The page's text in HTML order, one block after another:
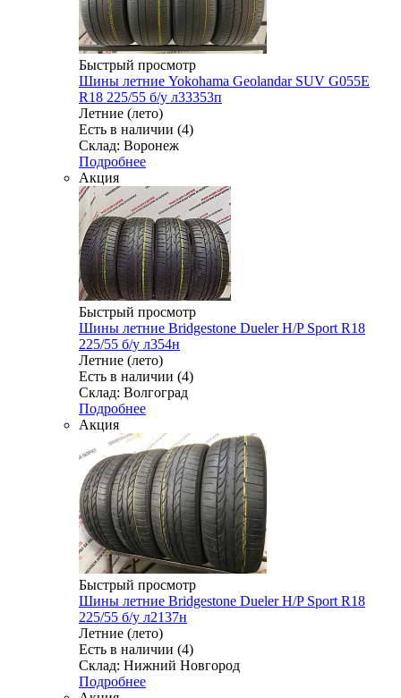
Быстрый просмотр
Шины летние Yokohama Geolandar SUV G055E
R18 225/55 б/у л33353п
Летние (лето)
Есть в наличии (4)
Склад: Воронеж
Подробнее
Акция
Быстрый просмотр
Шины летние Bridgestone Dueler H/P Sport R18
225/55 б/у л354н
Летние (лето)
Есть в наличии (4)
Склад: Волгоград
Подробнее
Акция
Быстрый просмотр
Шины летние Bridgestone Dueler H/P Sport R18
225/55 б/у л2137н
Летние (лето)
Есть в наличии (4)
Склад: Нижний Новгород
Подробнее